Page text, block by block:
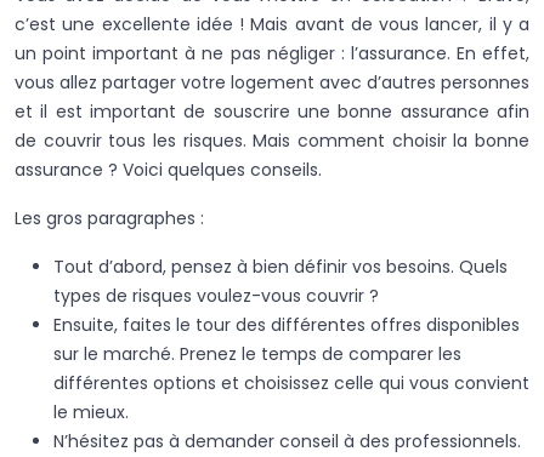
c’est une excellente idée ! Mais avant de vous lancer, il y a
un point important à ne pas négliger : l’assurance. En effet,
vous allez partager votre logement avec d’autres personnes
et il est important de souscrire une bonne assurance afin
de couvrir tous les risques. Mais comment choisir la bonne
assurance ? Voici quelques conseils.
Les gros paragraphes :
Tout d’abord, pensez à bien définir vos besoins. Quels
types de risques voulez-vous couvrir ?
Ensuite, faites le tour des différentes offres disponibles
sur le marché. Prenez le temps de comparer les
différentes options et choisissez celle qui vous convient
le mieux.
N’hésitez pas à demander conseil à des professionnels.